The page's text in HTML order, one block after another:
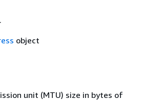
object
unit (MTU) size in bytes of